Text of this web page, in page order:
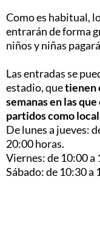
Como es habitual,
entrarán de forma
niños y niñas
Las entradas se
estadio, quetienen
semanas en las
partidos como local
De lunes a jueves:
20:00 horas.
Viernes: de 10:00 a
Sábado: de 10:30 a